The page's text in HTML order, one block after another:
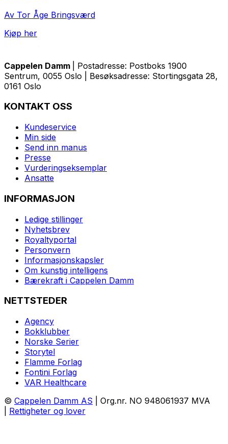
Av Tor Åge Bringsværd
Kjøp her
Cappelen Damm
| Postadresse: Postboks 1900
Sentrum, 0055 Oslo | Besøksadresse: Stortingsgata 28,
0161 Oslo
KONTAKT OSS
Kundeservice
Min side
Send inn manus
Presse
Vurderingseksemplar
Ansatte
INFORMASJON
Ledige stillinger
Nyhetsbrev
Royaltyportal
Personvern
Informasjonskapsler
Om kunstig intelligens
Bærekraft i Cappelen Damm
NETTSTEDER
Agency
Bokklubber
Norske Serier
Storytel
Flamme Forlag
Fontini Forlag
VAR Healthcare
© Cappelen Damm AS | Org.nr. NO 948061937 MVA
Rettigheter og lover